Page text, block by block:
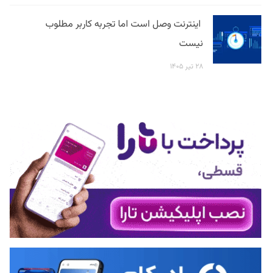
اینترنت وصل است اما تجربه کاربر مطلوب
نیست
۲۸ تیر ۱۴۰۵